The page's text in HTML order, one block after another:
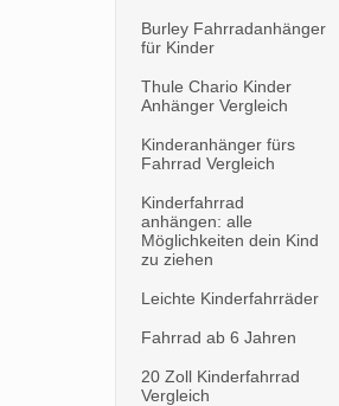
Burley Fahrradanhänger
für Kinder
Thule Chario Kinder
Anhänger Vergleich
Kinderanhänger fürs
Fahrrad Vergleich
Kinderfahrrad
anhängen: alle
Möglichkeiten dein Kind
zu ziehen
Leichte Kinderfahrräder
Fahrrad ab 6 Jahren
20 Zoll Kinderfahrrad
Vergleich